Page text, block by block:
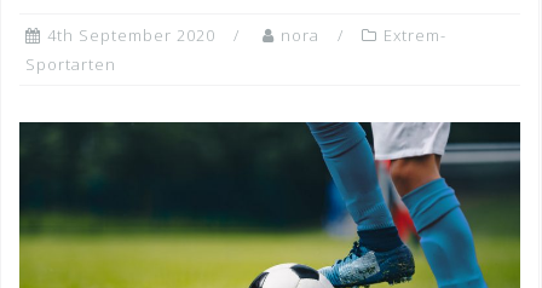
4th September 2020 nora
Extrem-
Sportarten